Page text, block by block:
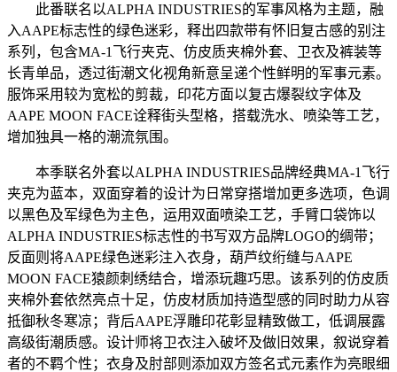
此番联名以ALPHA INDUSTRIES的军事风格为主题，融
入AAPE标志性的绿色迷彩，释出四款带有怀旧复古感的别注
系列，包含MA-1飞行夹克、仿皮质夹棉外套、卫衣及裤装等
长青单品，透过街潮文化视角新意呈递个性鲜明的军事元素。
服饰采用较为宽松的剪裁，印花方面以复古爆裂纹字体及
AAPE MOON FACE诠释街头型格，搭载洗水、喷染等工艺，
增加独具一格的潮流氛围。
本季联名外套以ALPHA INDUSTRIES品牌经典MA-1飞行
夹克为蓝本，双面穿着的设计为日常穿搭增加更多选项，色调
以黑色及军绿色为主色，运用双面喷染工艺，手臂口袋饰以
ALPHA INDUSTRIES标志性的书写双方品牌LOGO的绸带；
反面则将AAPE绿色迷彩注入衣身，葫芦纹绗缝与AAPE
MOON FACE猿颜刺绣结合，增添玩趣巧思。该系列的仿皮质
夹棉外套依然亮点十足，仿皮材质加持造型感的同时助力从容
抵御秋冬寒凉；背后AAPE浮雕印花彰显精致做工，低调展露
高级街潮质感。设计师将卫衣注入破坏及做旧效果，叙说穿着
者的不羁个性；衣身及肘部则添加双方签名式元素作为亮眼细